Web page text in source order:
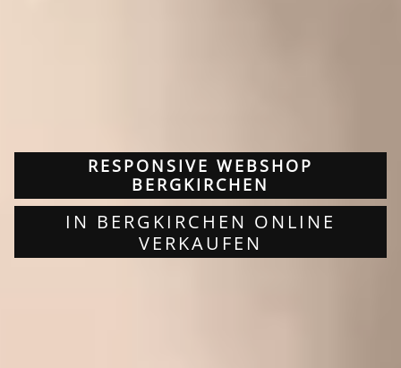
RESPONSIVE WEBSHOP
BERGKIRCHEN
IN BERGKIRCHEN ONLINE
VERKAUFEN